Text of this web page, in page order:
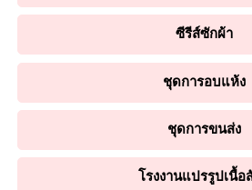
ซีรีส์ซักผ้า
ชุดการอบแห้ง
ชุดการขนส่ง
โรงงานแปรรูปเนื้อ